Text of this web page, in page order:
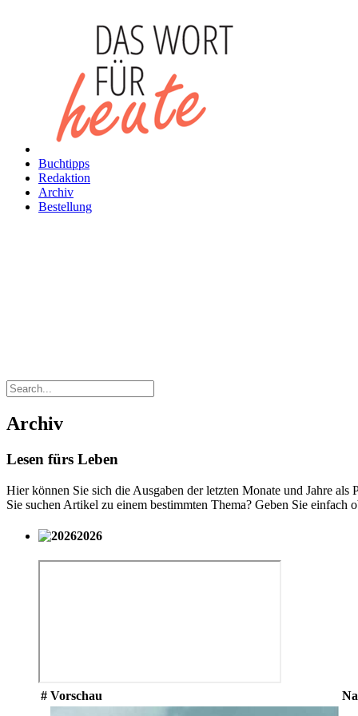
Buchtipps
Redaktion
Archiv
Bestellung
Archiv
Lesen fürs Leben
Hier können Sie sich die Ausgaben der letzten Monate und Jahre als
Sie suchen Artikel zu einem bestimmten Thema? Geben Sie
2026
# Vorschau